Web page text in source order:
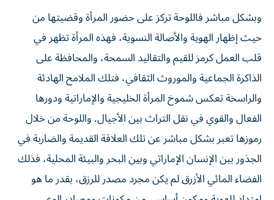
وبشكل مباشر فاللوحة تركز على حضور المرأة وقضيتها من
حيث إظهار الهوية والأصالة النسوية، فهذه المرأة تظهر في
قلب العمل كرمز للقيم والتقاليد السمحة، والمحافظة على
الذاكرة الجماعية والموروث الثقافي، فتلك الملامح الهادئة
والراسخة تعكس شموخ المرأة الخليجية والإماراتية ودورها
الفعال والقوي في نقل التراث بين الأجيال. واللوحة من خلال
رموزها تعبر بشكل مباشر عن تلك العلاقة القديمة والضاربة في
الجذور بين الإنسان الإماراتي وبين البحر والبيئة المحلية، فذلك
الفضاء المائي الأزرق لم يكن مجرد مصدر للرزق، بقدر ما هو